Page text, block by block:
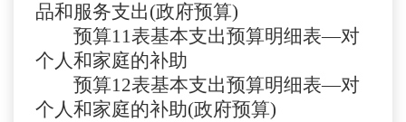
品和服务支出(政府预算)
预算11表基本支出预算明细表—对
个人和家庭的补助
预算12表基本支出预算明细表—对
个人和家庭的补助(政府预算)